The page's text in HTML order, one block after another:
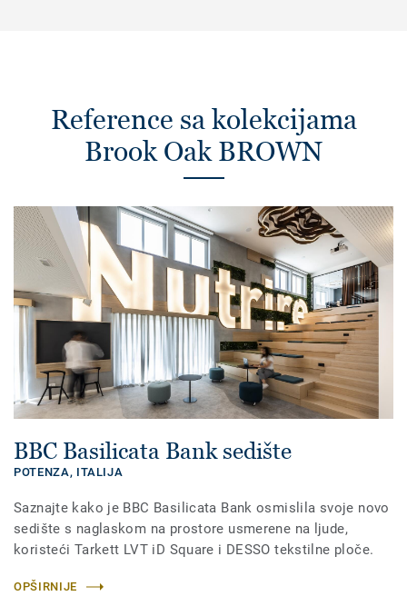
Reference sa kolekcijama
Brook Oak BROWN
BBC Basilicata Bank sedište
POTENZA, ITALIJA
Saznajte kako je BBC Basilicata Bank osmislila svoje novo
sedište s naglaskom na prostore usmerene na ljude,
koristeći Tarkett LVT iD Square i DESSO tekstilne ploče.
OPŠIRNIJE